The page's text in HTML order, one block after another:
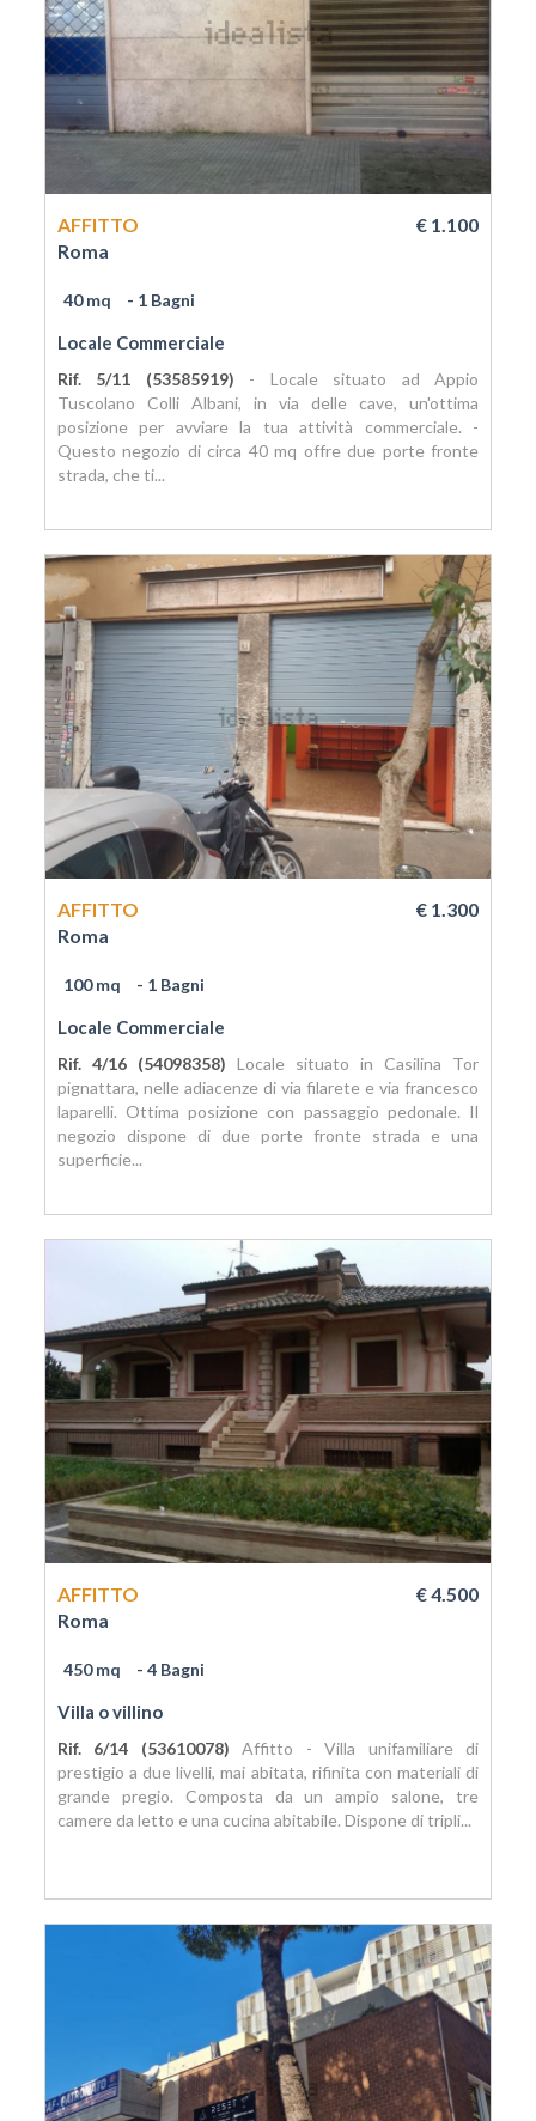
AFFITTO
€ 1.100
Roma
40 mq - 1 Bagni
Locale Commerciale
Rif. 5/11 (53585919) - Locale situato ad Appio
Tuscolano Colli Albani, in via delle cave, un'ottima
posizione per avviare la tua attività commerciale. -
Questo negozio di circa 40 mq offre due porte fronte
strada, che ti...
AFFITTO
€ 1.300
Roma
100 mq - 1 Bagni
Locale Commerciale
Rif. 4/16 (54098358) Locale situato in Casilina Tor
pignattara, nelle adiacenze di via filarete e via francesco
laparelli. Ottima posizione con passaggio pedonale. Il
negozio dispone di due porte fronte strada e una
superficie...
AFFITTO
€ 4.500
Roma
450 mq - 4 Bagni
Villa o villino
Rif. 6/14 (53610078) Affitto - Villa unifamiliare di
prestigio a due livelli, mai abitata, rifinita con materiali di
grande pregio. Composta da un ampio salone, tre
camere da letto e una cucina abitabile. Dispone di tripli...